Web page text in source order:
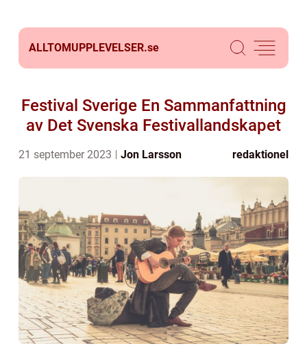
ALLTOMUPPLEVELSER.se
Festival Sverige En Sammanfattning
av Det Svenska Festivallandskapet
21 september 2023 Jon Larsson redaktionel